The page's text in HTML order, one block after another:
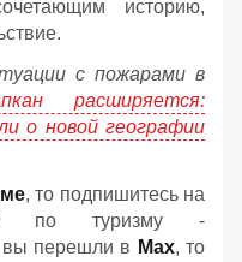
историю,
с пожарами в
расширяется:
о новой географии
, то подпишитесь на
по туризму -
перешли в Мах, то